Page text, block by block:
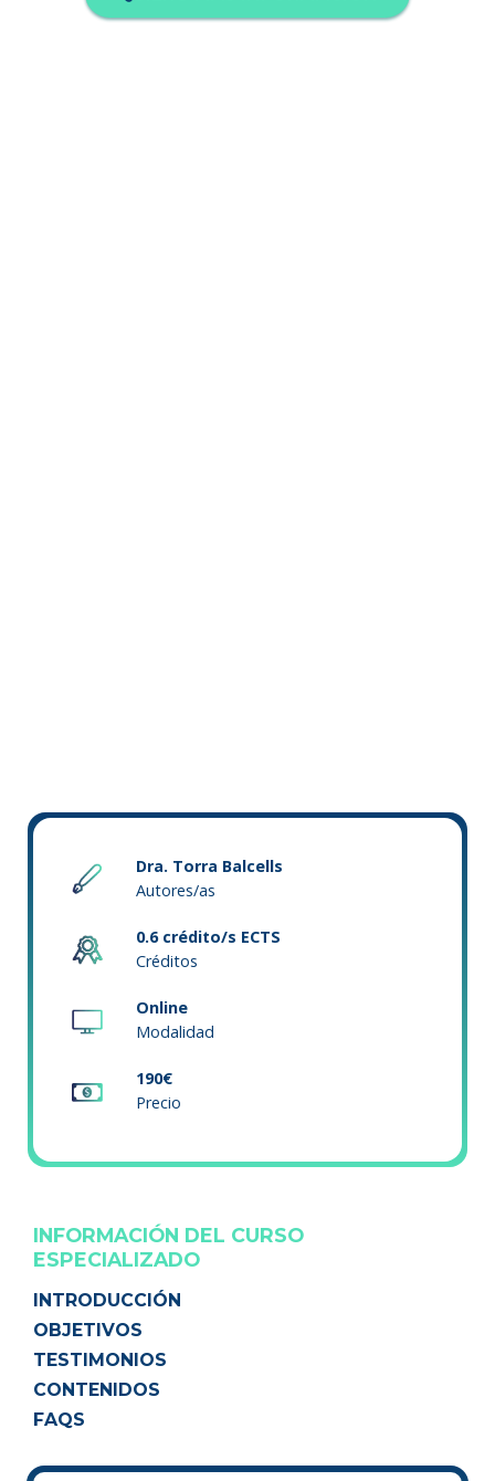
Dra. Torra Balcells
Autores/as
0.6 crédito/s ECTS
Créditos
Online
Modalidad
190€
Precio
INFORMACIÓN DEL CURSO
ESPECIALIZADO
INTRODUCCIÓN
OBJETIVOS
TESTIMONIOS
CONTENIDOS
FAQS